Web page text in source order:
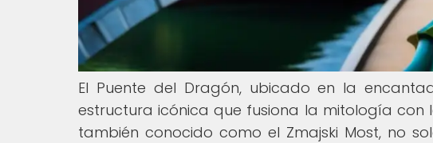
El Puente del Dragón, ubicado en la
estructura icónica que fusiona la mitología con
también conocido como el Zmajski Most, no